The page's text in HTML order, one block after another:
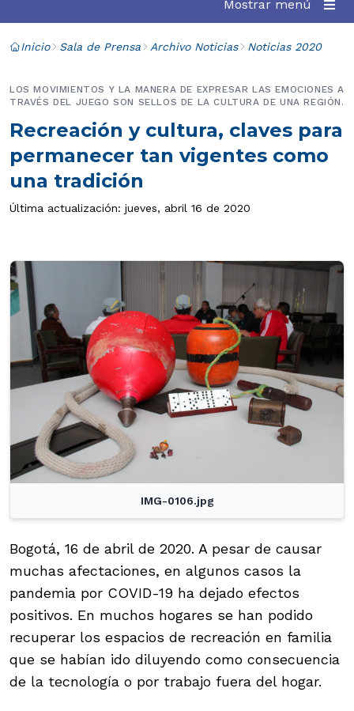
Mostrar menú
Inicio Sala de Prensa Archivo Noticias Noticias 2020
Recreación y cultura, claves para
permanecer tan vigentes como
una tradición
LOS MOVIMIENTOS Y LA MANERA DE EXPRESAR LAS EMOCIONES A
TRAVÉS DEL JUEGO SON SELLOS DE LA CULTURA DE UNA REGIÓN.
Última actualización: jueves, abril 16 de 2020
IMG-0106.jpg
Bogotá, 16 de abril de 2020. A pesar de causar
muchas afectaciones, en algunos casos la
pandemia por COVID-19 ha dejado efectos
positivos. En muchos hogares se han podido
recuperar los espacios de recreación en familia
que se habían ido diluyendo como consecuencia
de la tecnología o por trabajo fuera del hogar.